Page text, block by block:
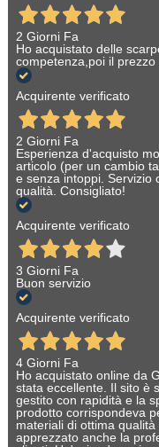
2 Giorni Fa
Ho acquistato delle
competenza,poi il
Acquirente verificato
2 Giorni Fa
Esperienza d'acquisto
articolo (per un cambio
e senza intoppi. Servizio
qualità. Consigliato!
Acquirente verificato
3 Giorni Fa
Buon servizio
Acquirente verificato
4 Giorni Fa
Ho acquistato online da
stata eccellente. Il sito è
gestito con rapidità e la
prodotto corrispondeva
materiali di ottima
apprezzato anche la